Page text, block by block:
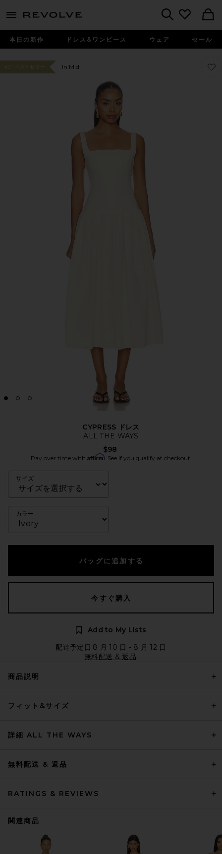
menu - shows more content
本日の新作 ドレス&ワンピース ウェア セール
#21 ベストセラー In Midi お気
お気
CYPRESS ドレス
ALL THE WAYS
$98
Pay over time with Affirm. See if you qualify at checkout.
サイズ
カラー
バッグに追加する
今すぐ購入
Add to My Lists
配達予定日:8 月 10 日 - 8 月 12 日
無料配送 & 返品
商品説明
フィット&サイズ
詳細 ALL THE WAYS
無料配送 & 返品
RATINGS & REVIEWS
関連商品